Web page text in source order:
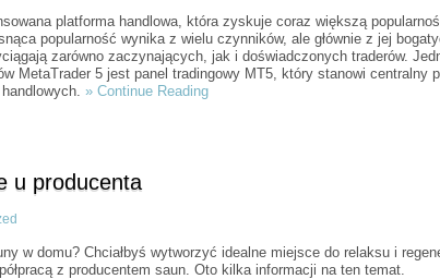
platforma handlowa, która zyskuje coraz większą
popularność wynika z wielu czynników, ale głównie z jej
zarówno zaczynających, jak i doświadczonych traderów.
MetaTrader 5 jest panel tradingowy MT5, który stanowi centralny
» Continue Reading
u producenta
w domu? Chciałbyś wytworzyć idealne miejsce do relaksu i
z producentem saun. Oto kilka informacji na ten temat.